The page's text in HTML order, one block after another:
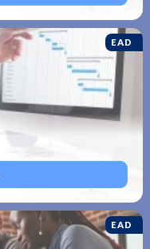
EAD
EAD